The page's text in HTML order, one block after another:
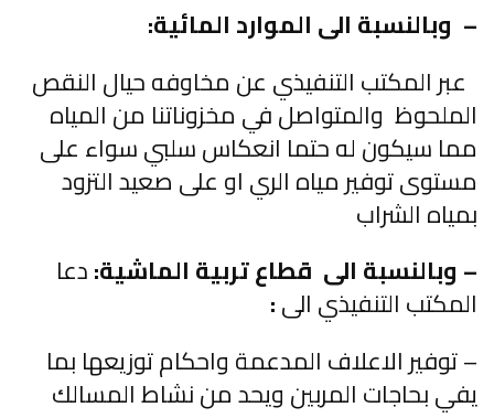
– وبالنسبة الى الموارد المائية:
عبر المكتب التنفيذي عن مخاوفه حيال النقص
الملحوظ والمتواصل في مخزوناتنا من المياه
مما سيكون له حتما انعكاس سلبي سواء على
مستوى توفير مياه الري او على صعيد التزود
بمياه الشراب
– وبالنسبة الى قطاع تربية الماشية:دعا
المكتب التنفيذي الى:
– توفير الاعلاف المدعمة واحكام توزيعها بما
يفي بحاجات المربين ويحد من نشاط المسالك